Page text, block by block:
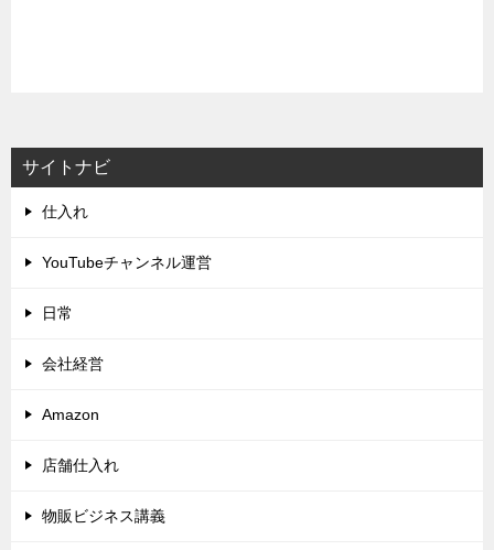
サイトナビ
仕入れ
YouTubeチャンネル運営
日常
会社経営
Amazon
店舗仕入れ
物販ビジネス講義